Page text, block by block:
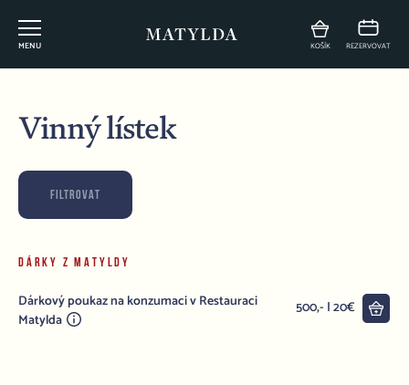
MENU KOŠÍK REZERVOVAT
Vinný lístek
FILTROVAT
DÁRKY Z MATYLDY
Dárkový poukaz na konzumaci v Restauraci
Matylda
500,- | 20€